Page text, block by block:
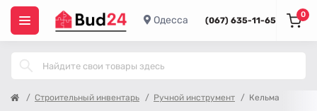
Одесса (067) 635-11-65
0
Строительный инвентарь Ручной инструмент Кельма